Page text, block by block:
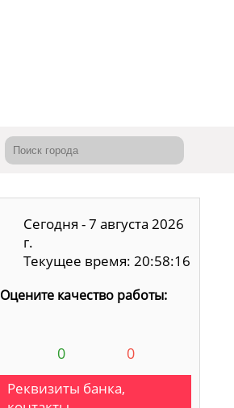
Сегодня - 7 августа 2026
г.
Текущее время: 20:58:17
Оцените качество работы:
0 0
Реквизиты банка,